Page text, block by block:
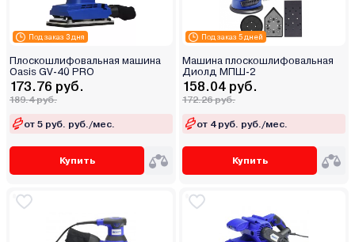
Под заказ 3 дня
Плоскошлифовальная машина
Oasis GV-40 PRO
173.76 руб.
189.4 руб.
от 5 руб. руб./мес.
Купить
Под заказ 5 дней
Машина плоскошлифовальная
Диолд МПШ-2
158.04 руб.
172.26 руб.
от 4 руб. руб./мес.
Купить